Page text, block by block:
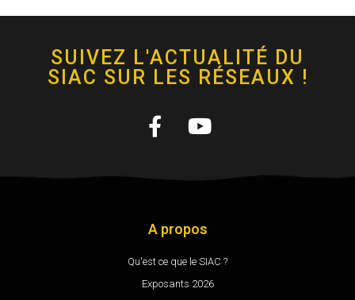
SUIVEZ L'ACTUALITÉ DU
SIAC SUR LES RÉSEAUX !
A propos
Qu'est ce que le SIAC ?
Exposants 2026